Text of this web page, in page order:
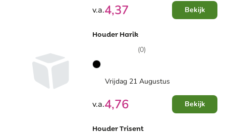
v.a.4,37 Bekijk
Houder Harik
(0)
Vrijdag 21 Augustus
v.a.4,76 Bekijk
Houder Trisent